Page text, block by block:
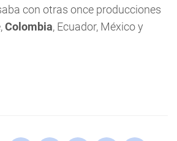
con otras once producciones
Colombia, Ecuador, México y